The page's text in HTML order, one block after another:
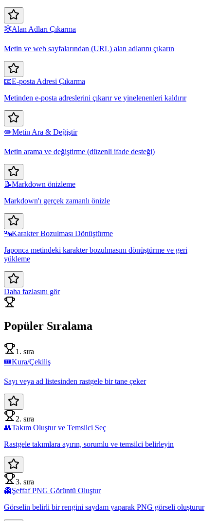
🕸️Alan Adları Çıkarma
Metin ve web sayfalarından (URL) alan adlarını çıkarın
📧E-posta Adresi Çıkarma
Metinden e-posta adreslerini çıkarır ve yinelenenleri kaldırır
✏️Metin Ara & Değiştir
Metin arama ve değiştirme (düzenli ifade desteği)
📝Markdown önizleme
Markdown'ı gerçek zamanlı önizle
🔤Karakter Bozulması Dönüştürme
Japonca metindeki karakter bozulmasını dönüştürme ve geri
yükleme
Daha fazlasını gör
Popüler Sıralama
1. sıra
🎟️Kura/Çekiliş
Sayı veya ad listesinden rastgele bir tane çeker
2. sıra
👥Takım Oluştur ve Temsilci Seç
Rastgele takımlara ayırın, sorumlu ve temsilci belirleyin
3. sıra
👻Şeffaf PNG Görüntü Oluştur
Görselin belirli bir rengini saydam yaparak PNG görseli oluşturur